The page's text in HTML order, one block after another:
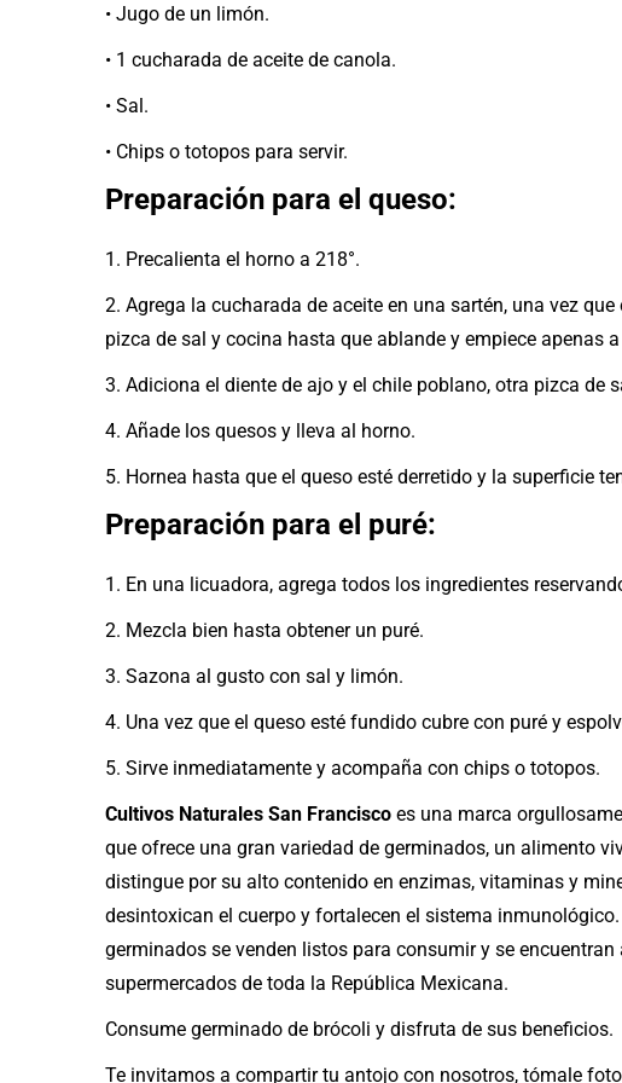
• Jugo de un limón.
• 1 cucharada de aceite de canola.
• Sal.
• Chips o totopos para servir.
Preparación para el queso:
1. Precalienta el horno a 218°.
2. Agrega la cucharada de aceite en una sartén, una vez
pizca de sal y cocina hasta que ablande y empiece apenas
3. Adiciona el diente de ajo y el chile poblano, otra pizca de
4. Añade los quesos y lleva al horno.
5. Hornea hasta que el queso esté derretido y la superficie
Preparación para el puré:
1. En una licuadora, agrega todos los ingredientes
2. Mezcla bien hasta obtener un puré.
3. Sazona al gusto con sal y limón.
4. Una vez que el queso esté fundido cubre con puré y
5. Sirve inmediatamente y acompaña con chips o totopos.
Cultivos Naturales San Francisco es una marca
que ofrece una gran variedad de germinados, un alimento
distingue por su alto contenido en enzimas, vitaminas y
desintoxican el cuerpo y fortalecen el sistema
germinados se venden listos para consumir y se encuentran
supermercados de toda la República Mexicana.
Consume germinado de brócoli y disfruta de sus beneficios.
Te invitamos a compartir tu antojo con nosotros, tómale